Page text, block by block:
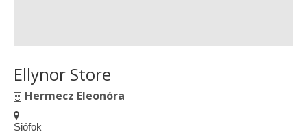
Ellynor Store
Hermecz Eleonóra
Siófok